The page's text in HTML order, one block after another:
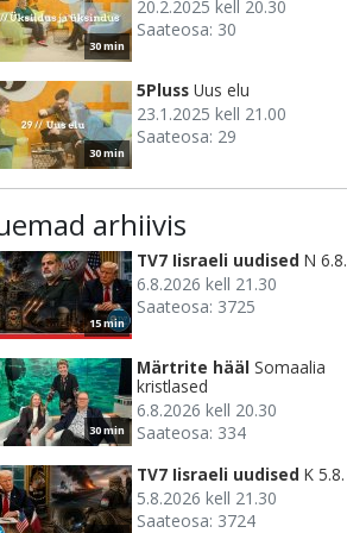
30 min
20.2.2025 kell 20.30
Saateosa: 30
30 min
5Pluss Uus elu
23.1.2025 kell 21.00
Saateosa: 29
arhiivis
15 min
TV7 Iisraeli uudised N 6.8.
6.8.2026 kell 21.30
Saateosa: 3725
30 min
Märtrite hääl Somaalia
kristlased
6.8.2026 kell 20.30
Saateosa: 334
TV7 Iisraeli uudised K 5.8.
5.8.2026 kell 21.30
Saateosa: 3724